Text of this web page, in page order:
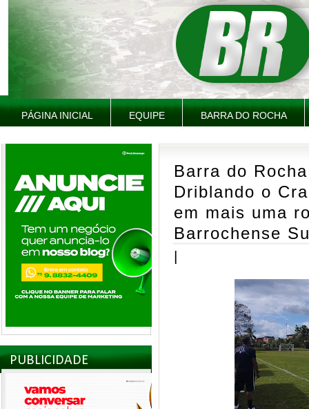
PÁGINA INICIAL EQUIPE BARRA DO ROCHA
PUBLICIDADE
Barra do
Driblando o
em mais uma
Barrochense
|